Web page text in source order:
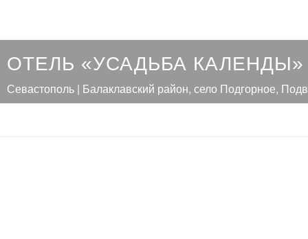
ОТЕЛЬ «УСАДЬБА КАЛЕНДЫ»
Севастополь | Балаклавский район, село Подгорное,